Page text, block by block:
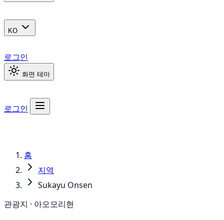
KO
로그인
화면 테마
로그인
홈
지역
Sukayu Onsen
관광지 · 아오모리현